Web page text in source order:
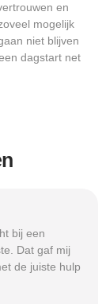
en
mogelijk
niet blijven
dagstart net
bij een
Dat gaf mij
de juiste hulp